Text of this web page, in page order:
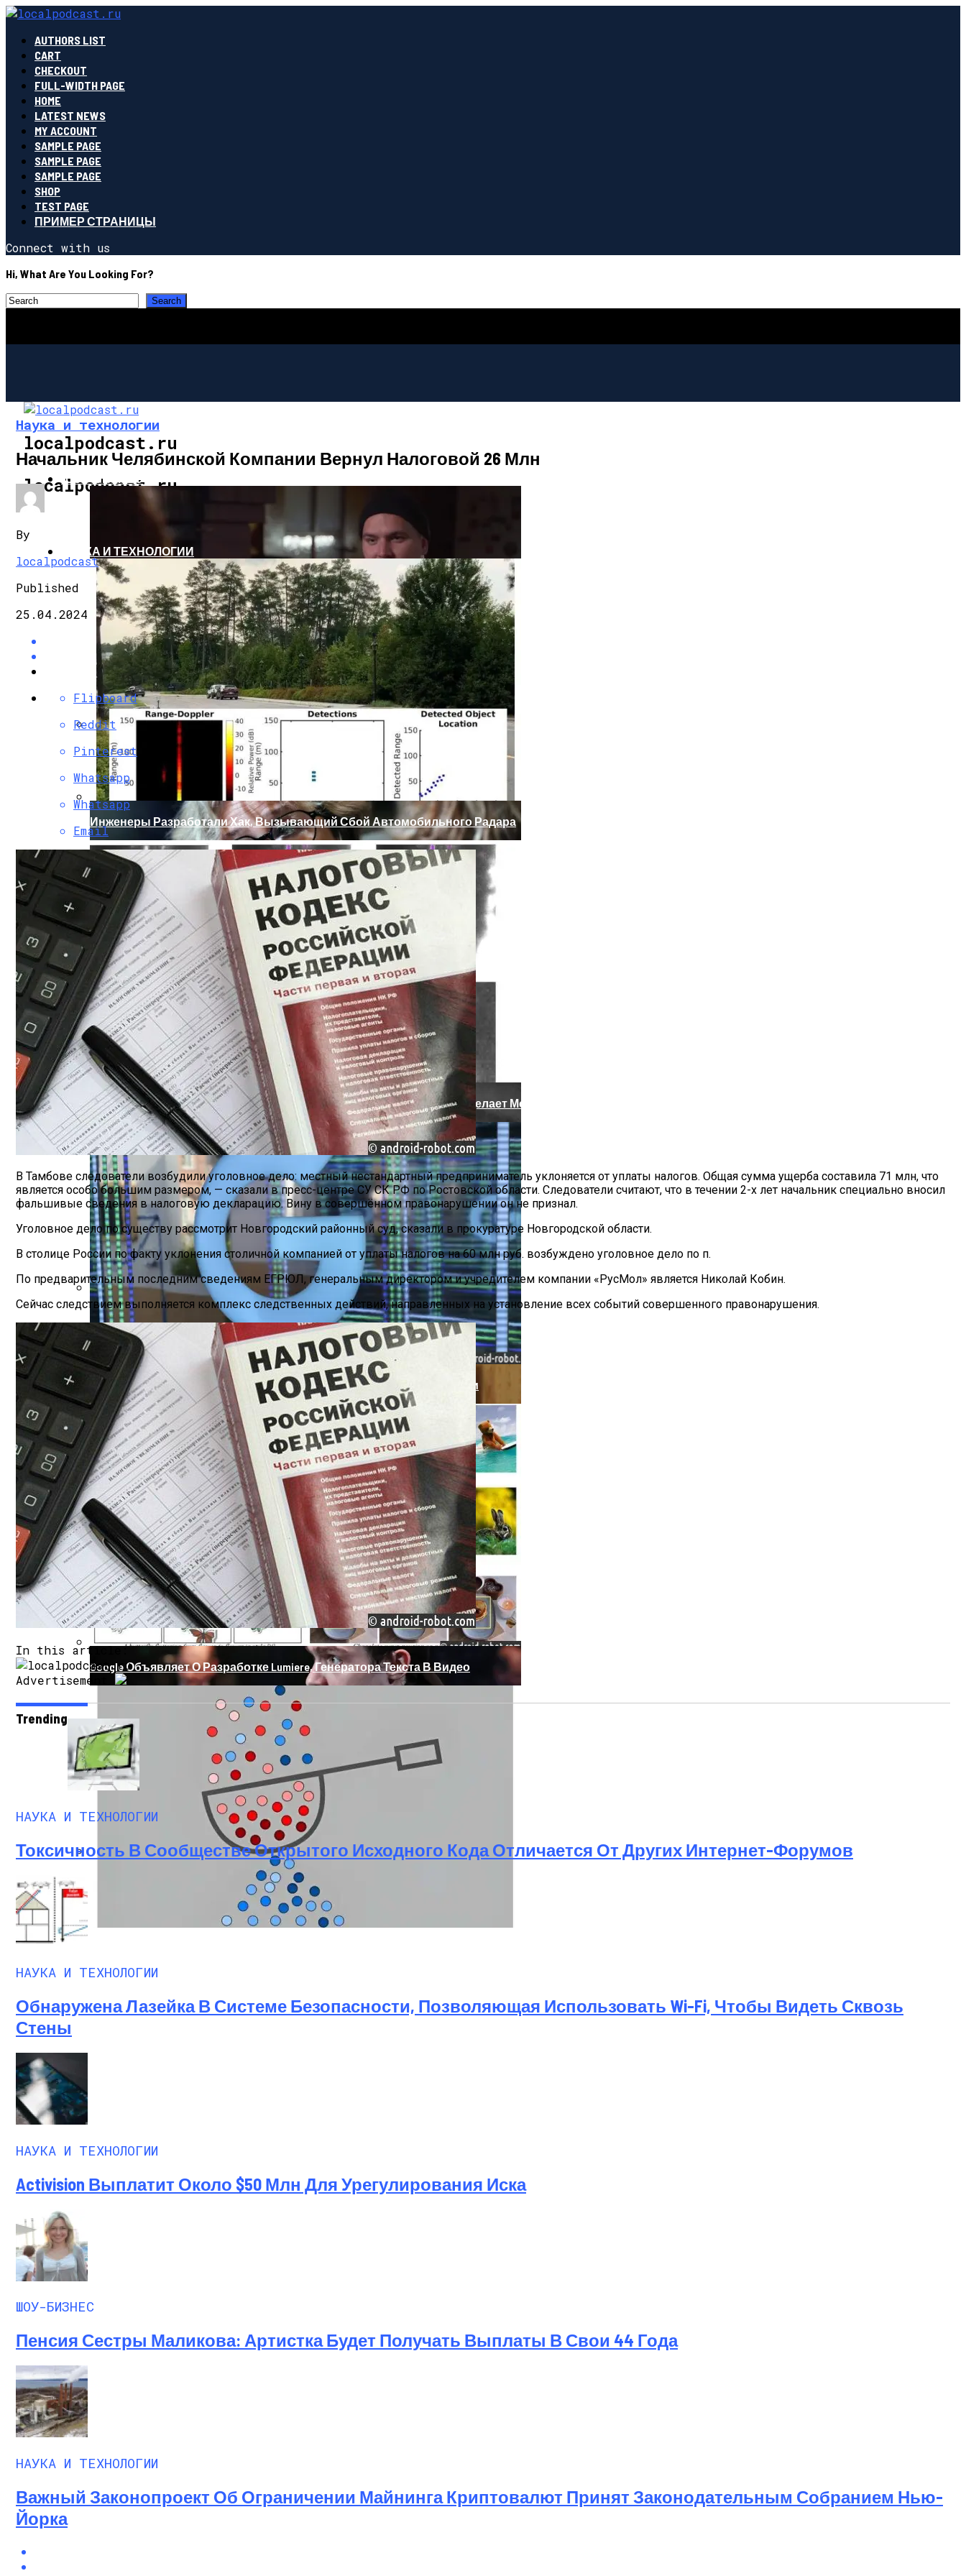
AUTHORS LIST
CART
CHECKOUT
FULL-WIDTH PAGE
HOME
LATEST NEWS
MY ACCOUNT
SAMPLE PAGE
SAMPLE PAGE
SAMPLE PAGE
SHOP
TEST PAGE
ПРИМЕР СТРАНИЦЫ
Connect with us
Hi, What Are You Looking For?
localpodcast.ru
localpodcast.ru
ШОУ-БИЗНЕС
Кто Из Знаменитостей Умер В 2023 Году: Юдашкин, Колесников, Чурикова, Зайцев И Другие – От Чего Скончались
Марина Неёлова Госпитализирована, Какая Причина Произошедшего
Звезды, Которые Трагически Погибли, Стремясь К Вечной Молодости
Продолжение Сериала «Счастливы Вместе»: Когда Выйдет, Кто Из Актёров Будет Играть, Как Сложилась Судьба Артистов
Как Состояние Сына Михаила Ефремова, Который Выпал Из Окна
НАУКА И ТЕХНОЛОГИИ
Инженеры Разработали Хак, Вызывающий Сбой Автомобильного Радара
Новое Программное Обеспечение С Открытым Исходным Кодом Делает Модели ИИ Легче И Экологичнее
Google Инвестирует $1 Млрд В Новый Дата-Центр В Великобритании
Google Объявляет О Разработке Lumiere, Генератора Текста В Видео
Наука и технологии
Начальник Челябинской Компании Вернул Налоговой 26 Млн
By
localpodcast
Published
25.04.2024
Flipboard
Reddit
Pinterest
Whatsapp
Whatsapp
Email
В Тамбове следователи возбудили уголовное дело: местный нестандартный предприниматель уклоняется от уплаты налогов. Общая сумма ущерба составила 71 млн, что
является особо большим размером, — сказали в пресс-центре СУ СК РФ по Ростовской области. Следователи считают, что в течении 2-х лет начальник специально вносил
фальшивые сведения в налоговую декларацию. Вину в совершённом правонарушении он не признал.
Уголовное дело по существу рассмотрит Новгородский районный суд, сказали в прокуратуре Новгородской области.
В столице России по факту уклонения столичной компанией от уплаты налогов на 60 млн руб. возбуждено уголовное дело по п.
По предварительным последним сведениям ЕГРЮЛ, генеральным директором и учредителем компании «РусМол» является Николай Кобин.
Сейчас следствием выполняется комплекс следственных действий, направленных на установление всех событий совершенного правонарушения.
In this article:
Advertisement
Trending
НАУКА И ТЕХНОЛОГИИ
Токсичность В Сообществе Открытого Исходного Кода Отличается От Других Интернет-Форумов
НАУКА И ТЕХНОЛОГИИ
Обнаружена Лазейка В Системе Безопасности, Позволяющая Использовать Wi-Fi, Чтобы Видеть Сквозь
Стены
НАУКА И ТЕХНОЛОГИИ
Activision Выплатит Около $50 Млн Для Урегулирования Иска
ШОУ-БИЗНЕС
Пенсия Сестры Маликова: Артистка Будет Получать Выплаты В Свои 44 Года
НАУКА И ТЕХНОЛОГИИ
Важный Законопроект Об Ограничении Майнинга Криптовалют Принят Законодательным Собранием Нью-
Йорка